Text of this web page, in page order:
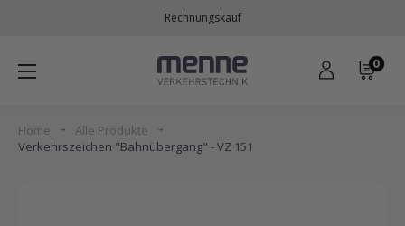
Inhalt
Rechnungskauf
Menne
0
Home
Alle Produkte
Verkehrszeichen "Bahnübergang" - VZ 151